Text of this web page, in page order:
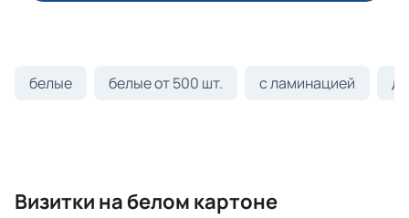
белые белые от 500 шт. с ламинацией
Визитки на белом картоне